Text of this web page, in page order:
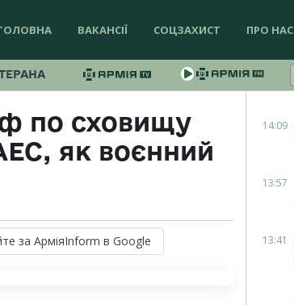
ВАКАНСІЇ СОЦЗАХИСТ ПРО НАС
по сховищу
як воєнний
за АрміяInform в Google
14:09
13:57
13:41